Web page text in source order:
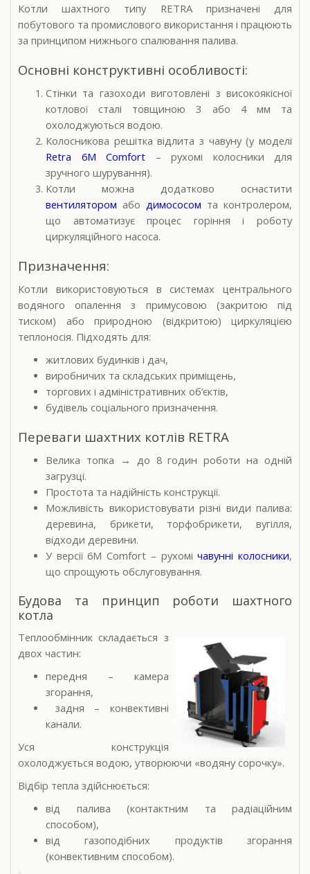
Котли шахтного типу RETRA призначені для
побутового та промислового використання і працюють
за принципом нижнього спалювання палива.
Основні конструктивні особливості:
Стінки та газоходи виготовлені з високоякісної
котлової сталі товщиною 3 або 4 мм
та
охолоджуються водою.
Колосникова решітка відлита з чавуну (у моделі
Retra 6M Comfort – рухомі колосники для
зручного шурування).
Котли можна додатково оснастити
вентилятором або димососом та контролером,
що автоматизує процес горіння і роботу
циркуляційного насоса.
Призначення:
Котли використовуються в системах центрального
водяного опалення з примусовою (закритою під
тиском) або природною (відкритою) циркуляцією
теплоносія. Підходять для:
житлових будинків і дач,
виробничих та складських приміщень,
торгових і адміністративних об’єктів,
будівель соціального призначення.
Переваги шахтних котлів RETRA
Велика топка →
до 8 годин роботи на одній
загрузці.
Простота та надійність конструкції.
Можливість використовувати різні види палива:
деревина, брикети, торфобрикети, вугілля,
відходи деревини.
У версії 6M Comfort – рухомічавунні колосники,
що спрощують обслуговування.
Будова та принцип роботи шахтного
котла
Теплообмінник складається з
двох частин:
передня – камера
згорання,
задня – конвективні
канали.
Уся конструкція
охолоджується водою, утворюючи «водяну сорочку».
Відбір тепла здійснюється:
від палива (контактним та радіаційним
способом),
від газоподібних продуктів згорання
(конвективним способом).